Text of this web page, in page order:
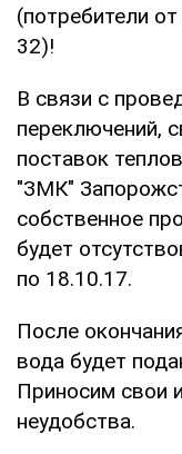
(потребители
32)!
В связи с
переключений,
поставок
"ЗМК"
собственное
будет
по 18.10.17.
После
вода будет
Приносим свои
неудобства.